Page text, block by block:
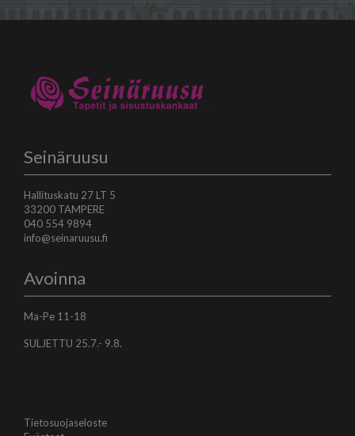
Seinäruusu
Hallituskatu 27 LT 5
33200 TAMPERE
040 554 9894
info@seinaruusu.fi
Avoinna
Ma-Pe 11-18
SULJETTU 25.7.- 9.8.
Tietosuojaseloste